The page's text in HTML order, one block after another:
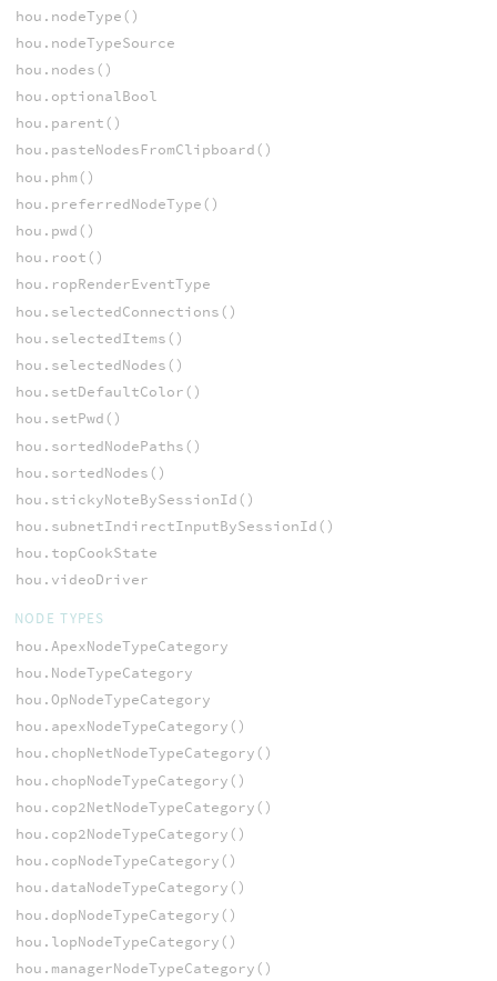
hou.nodeType()
hou.nodeTypeSource
hou.nodes()
hou.optionalBool
hou.parent()
hou.pasteNodesFromClipboard()
hou.phm()
hou.preferredNodeType()
hou.pwd()
hou.root()
hou.ropRenderEventType
hou.selectedConnections()
hou.selectedItems()
hou.selectedNodes()
hou.setDefaultColor()
hou.setPwd()
hou.sortedNodePaths()
hou.sortedNodes()
hou.stickyNoteBySessionId()
hou.subnetIndirectInputBySessionId()
hou.topCookState
hou.videoDriver
NODE TYPES
hou.ApexNodeTypeCategory
hou.NodeTypeCategory
hou.OpNodeTypeCategory
hou.apexNodeTypeCategory()
hou.chopNetNodeTypeCategory()
hou.chopNodeTypeCategory()
hou.cop2NetNodeTypeCategory()
hou.cop2NodeTypeCategory()
hou.copNodeTypeCategory()
hou.dataNodeTypeCategory()
hou.dopNodeTypeCategory()
hou.lopNodeTypeCategory()
hou.managerNodeTypeCategory()